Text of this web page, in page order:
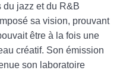
jazz et du R&B
sa vision, prouvant
être à la fois une
créatif. Son émission
son laboratoire